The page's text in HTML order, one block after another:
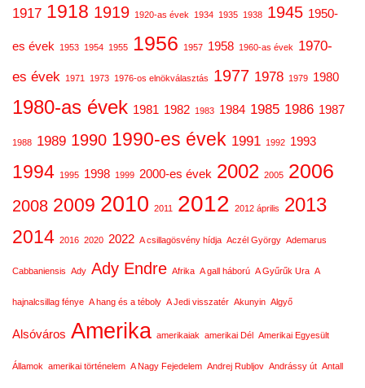
1917 1918 1919 1920-as évek 1934 1935 1938 1945 1950-
es évek 1953 1954 1955 1956 1957 1958 1960-as évek
1970-
es évek
1971 1973 1976-os elnökválasztás 1977 1978 1979 1980
1980-as évek 1981 1982 1983 1984 1985 1986 1987
1988 1989 1990 1990-es évek 1991 1992 1993
1994 1995 1998 1999 2000-es évek 2002 2005 2006
2008 2009 2010 2011 2012 2012 április 2013
2014 2016 2020 2022 A csillagösvény hídja Aczél György Ademarus
Cabbaniensis Ady Ady Endre Afrika A gall háború A Gyűrűk Ura A
hajnalcsillag fénye A hang és a téboly A Jedi visszatér Akunyin Algyő
Alsóváros Amerika amerikaiak amerikai Dél Amerikai Egyesült
Államok amerikai történelem A Nagy Fejedelem Andrej Rubljov Andrássy út Antall